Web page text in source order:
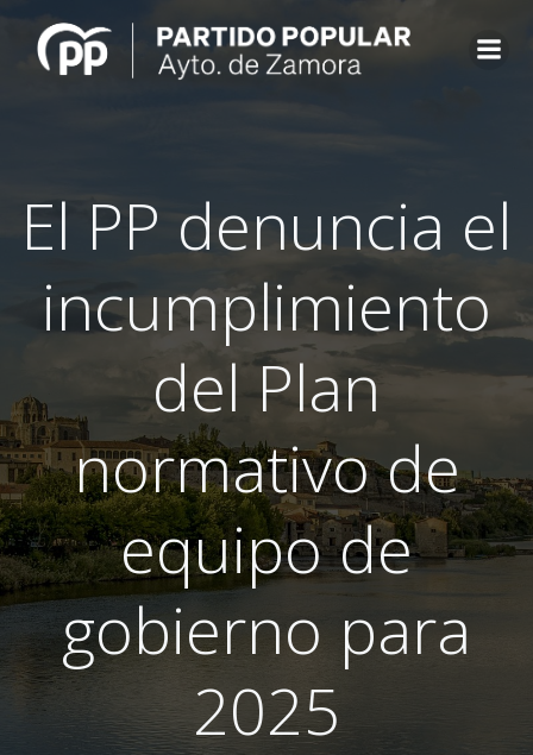
al
contenido
El PP denuncia el
incumplimiento
del Plan
normativo de
equipo de
gobierno para
2025